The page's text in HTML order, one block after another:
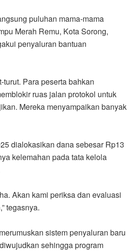
puluhan mama-mama
Merah Remu, Kota Sorong,
penyaluran bantuan
Para peserta bahkan
ruas jalan protokol untuk
Mereka menyampaikan banyak
dialokasikan dana sebesar Rp13
kelemahan pada tata kelola
Akan kami periksa dan evaluasi
tegasnya.
sistem penyaluran baru
sehingga program